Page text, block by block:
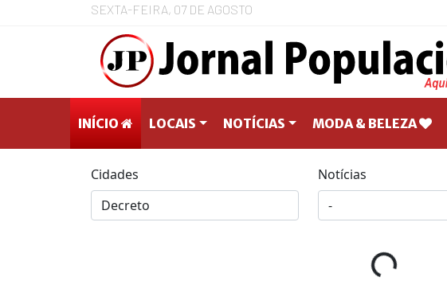
SEXTA-FEIRA, 07 DE AGOSTO
INÍCIO LOCAIS NOTÍCIAS MODA & BELEZA
Cidades Notícias